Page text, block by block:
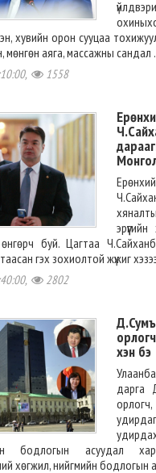
хувийн орон сууцаа
мөнгөн аяга, массажны сандал
1558
буй. Цагтаа
гэх зохиолтой жүжиг
2802
хэн бэ
дарга
бодлогын асуудал
хөгжил, нийгмийн бодлогын